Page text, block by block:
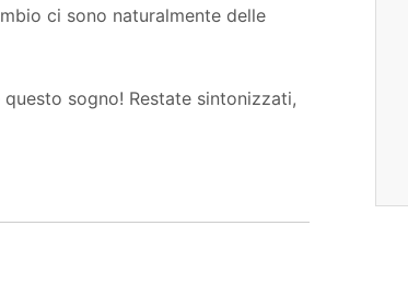
ci sono naturalmente delle
sogno! Restate sintonizzati,